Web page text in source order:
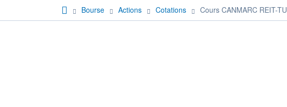
Bourse Actions Cotations Cours CANMARC REIT-TU